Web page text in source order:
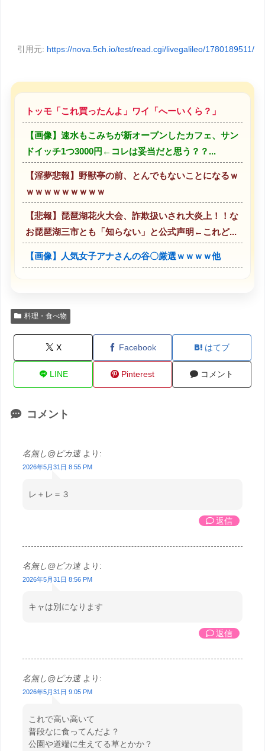
引用元: https://nova.5ch.io/test/read.cgi/livegalileo/1780189511/
トッモ「これ買ったんよ」ワイ「へーいくら？」
【画像】速水もこみちが新オープンしたカフェ、サン
ドイッチ1つ3000円←コレは妥当だと思う？？...
【淫夢悲報】野獣亭の前、とんでもないことになるｗ
ｗｗｗｗｗｗｗｗｗ
【悲報】琵琶湖花火大会、詐欺扱いされ大炎上！！な
お琵琶湖三市とも「知らない」と公式声明←これど...
【画像】人気女子アナさんの谷〇厳選ｗｗｗｗ他
料理・食べ物
X Facebook はてブ
LINE Pinterest コメント
コメント
名無し@ピカ速 より:
2026年5月31日 8:55 PM
レ＋レ＝３
返信
名無し@ピカ速 より:
2026年5月31日 8:56 PM
キャは別になります
返信
名無し@ピカ速 より:
2026年5月31日 9:05 PM
これで高い高いて
普段なに食ってんだよ？
公園や道端に生えてる草とかか？